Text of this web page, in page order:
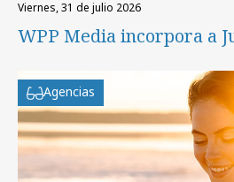
viernes, 31 de julio 2026
WPP Media incorpora a
Agencias